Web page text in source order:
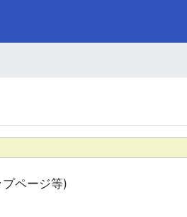
ページ等)